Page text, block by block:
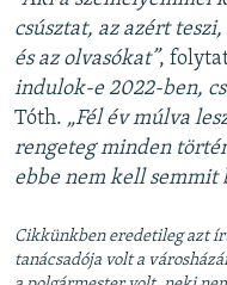
csúsztat, az azért
és az olvasókat”,
indulok-e 2022-ben,
Tóth. „Fél év múlva
rengeteg minden
ebbe nem kell semmit
Cikkünkben eredetileg azt
tanácsadója volt a